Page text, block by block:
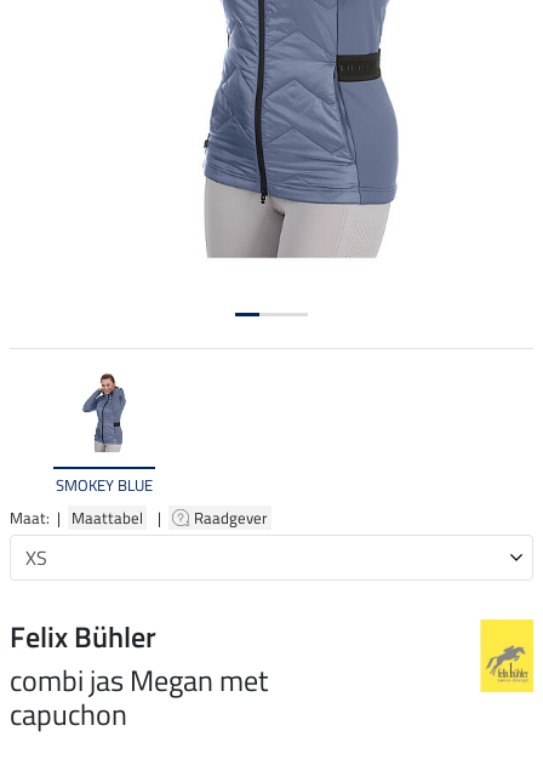
SMOKEY BLUE
Maat: | Maattabel | Raadgever
Felix Bühler
combi jas Megan met
capuchon